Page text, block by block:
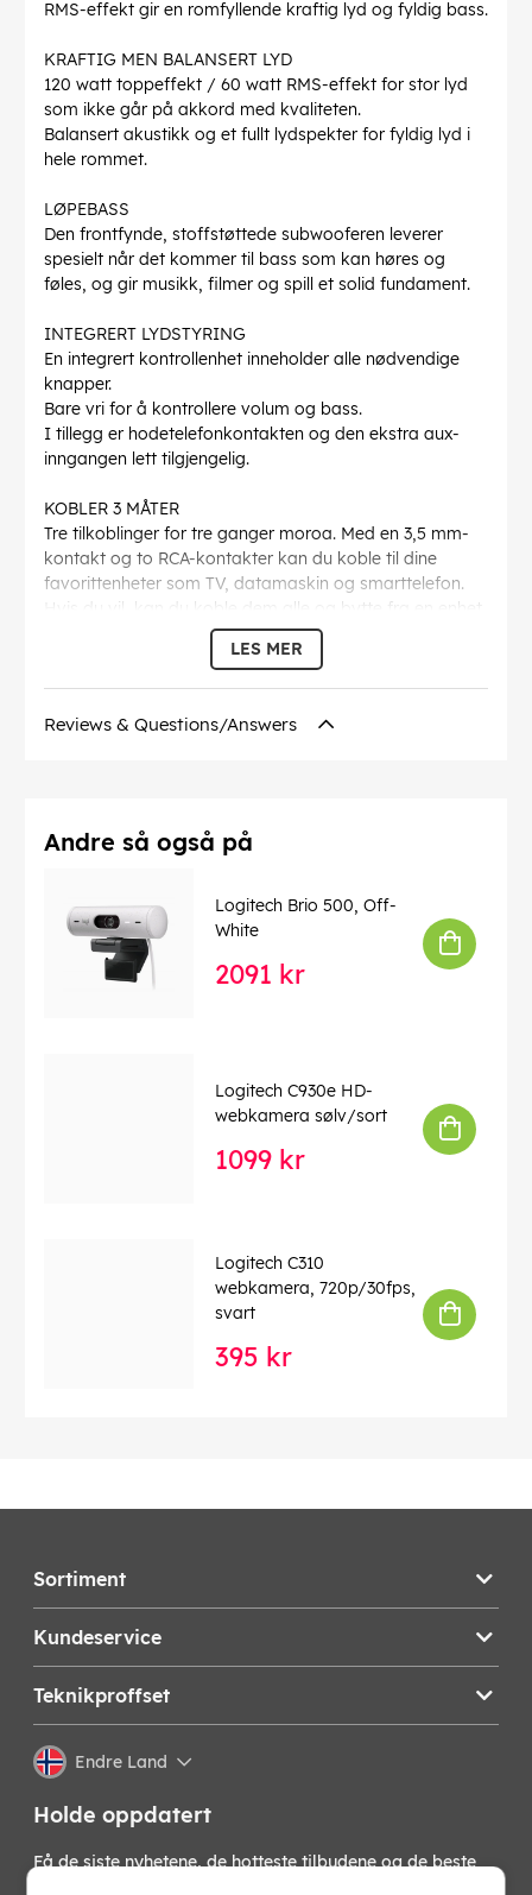
RMS-effekt gir en romfyllende kraftig lyd og fyldig bass.
KRAFTIG MEN BALANSERT LYD
120 watt toppeffekt / 60 watt RMS-effekt for stor lyd
som ikke går på akkord med kvaliteten.
Balansert akustikk og et fullt lydspekter for fyldig lyd i
hele rommet.
LØPEBASS
Den frontfynde, stoffstøttede subwooferen leverer
spesielt når det kommer til bass som kan høres og
føles, og gir musikk, filmer og spill et solid fundament.
INTEGRERT LYDSTYRING
En integrert kontrollenhet inneholder alle nødvendige
knapper.
Bare vri for å kontrollere volum og bass.
I tillegg er hodetelefonkontakten og den ekstra aux-
inngangen lett tilgjengelig.
KOBLER 3 MÅTER
Tre tilkoblinger for tre ganger moroa. Med en 3,5 mm-
kontakt og to RCA-kontakter kan du koble til dine
favorittenheter som TV, datamaskin og smarttelefon.
Hvis du vil, kan du koble dem alle og bytte fra en enhet
til en annen etter lyst.
HAN HAR STIL
klassisk design.
slik at kabelrot unngås.
5099206058675
EAN:
LES MER
Reviews & Questions/Answers
Andre så også på
Logitech Brio 500, Off-
White
2091 kr
Logitech C930e HD-
webkamera sølv/sort
1099 kr
Logitech C310
webkamera, 720p/30fps,
svart
395 kr
Sortiment
Kundeservice
Teknikproffset
Endre Land
Holde oppdatert
Få de siste nyhetene, de hotteste tilbudene og de beste